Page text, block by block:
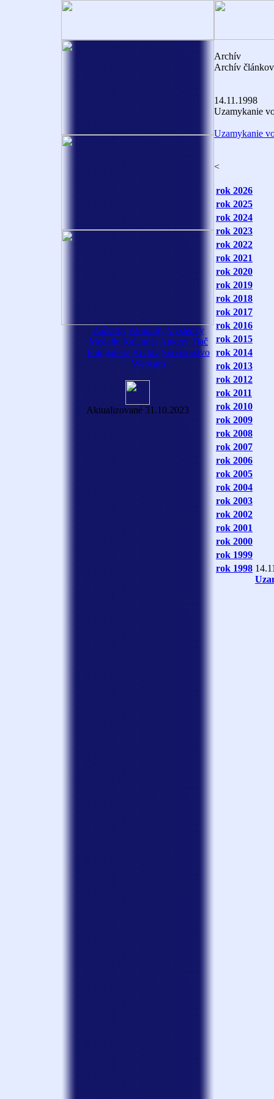
Začiatky Aktuality Výsledky
Medaile Kalendár Ankety Tlač
Fotogaléria Archív Sponzorstvo
Webcam
Aktualizované 31.10.2023
Archív
Archív
14.11.1998
Uzamykanie
Uzamykanie
<
rok 2026
rok 2025
rok 2024
rok 2023
rok 2022
rok 2021
rok 2020
rok 2019
rok 2018
rok 2017
rok 2016
rok 2015
rok 2014
rok 2013
rok 2012
rok 2011
rok 2010
rok 2009
rok 2008
rok 2007
rok 2006
rok 2005
rok 2004
rok 2003
rok 2002
rok 2001
rok 2000
rok 1999
rok 1998